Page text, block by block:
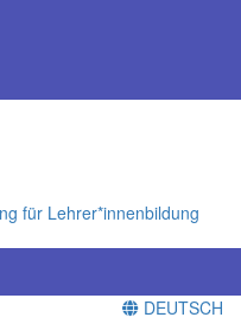
für Lehrer*innenbildung
DEUTSCH